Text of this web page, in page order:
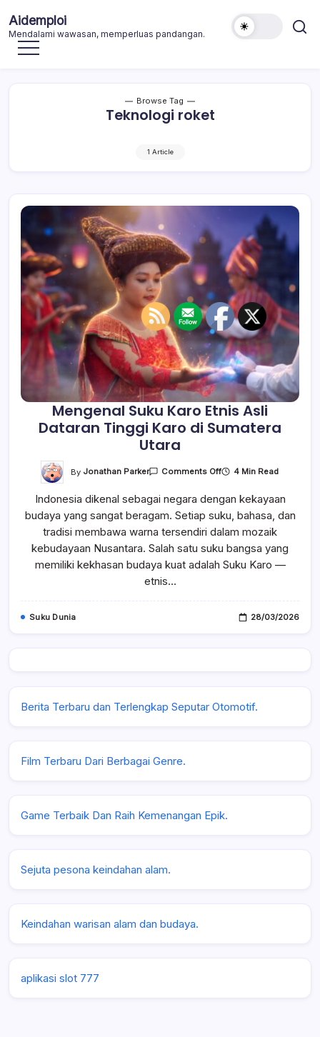
to
content
Aidemploi
Mendalami wawasan, memperluas pandangan.
Browse Tag
Teknologi roket
1 Article
Mengenal Suku Karo Etnis Asli
Dataran Tinggi Karo di Sumatera
Utara
By Jonathan Parker Comments OffOn
Karo
Etnis
Asli
Dataran
Tinggi
Karo
Di
Sumatera
4 Min Read
Indonesia dikenal sebagai negara dengan kekayaan
budaya yang sangat beragam. Setiap suku, bahasa, dan
tradisi membawa warna tersendiri dalam mozaik
kebudayaan Nusantara. Salah satu suku bangsa yang
memiliki kekhasan budaya kuat adalah Suku Karo —
etnis…
Suku Dunia 28/03/2026
Berita Terbaru dan Terlengkap Seputar Otomotif.
Film Terbaru Dari Berbagai Genre.
Game Terbaik Dan Raih Kemenangan Epik.
Sejuta pesona keindahan alam.
Keindahan warisan alam dan budaya.
aplikasi slot 777